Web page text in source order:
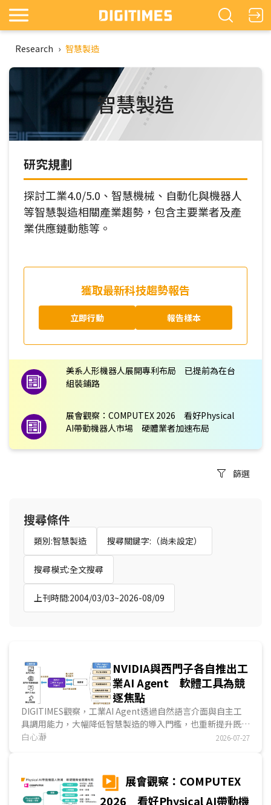
Research › 智慧製造
智慧製造
研究規劃
探討工業4.0/5.0、智慧機械、自動化與機器人
等智慧製造相關產業趨勢，包含主要業者及產
業供應鏈動態等。
獲取最新科技趨勢報告
立即行動 報告樣本
美系人形機器人展開專利布局 已提前為在台
組裝鋪路
展會觀察：COMPUTEX 2026 看好Physical
AI帶動機器人市場 硬體業者加速布局
篩選
搜尋條件
類別:智慧製造 搜尋關鍵字:（尚未設定）
搜尋模式:全文搜尋
上刊時間:2004/03/03~2026-08/09
NVIDIA與西門子各自推出工
業AI Agent 軟體工具為競
逐焦點
DIGITIMES觀察，工業AI Agent透過自然語言介面與自主工
具調用能力，大幅降低智慧製造的導入門檻，也重新提升既有
工業軟體的使用效率。NVIDIA與西門子分別憑藉不同...
白心瀞 2026-07-27
展會觀察：COMPUTEX
2026 看好Physical AI帶動機